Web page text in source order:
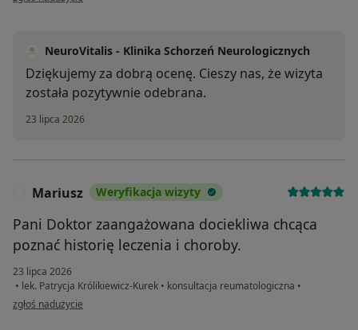
NeuroVitalis - Klinika Schorzeń Neurologicznych
Dziękujemy za dobrą ocenę. Cieszy nas, że wizyta
została pozytywnie odebrana.
23 lipca 2026
Mariusz Weryfikacja wizyty
Pani Doktor zaangażowana dociekliwa chcąca
poznać historię leczenia i choroby.
23 lipca 2026
• lek. Patrycja Królikiewicz-Kurek • konsultacja reumatologiczna •
w opinii użytkownika Mariusz
zgłoś nadużycie